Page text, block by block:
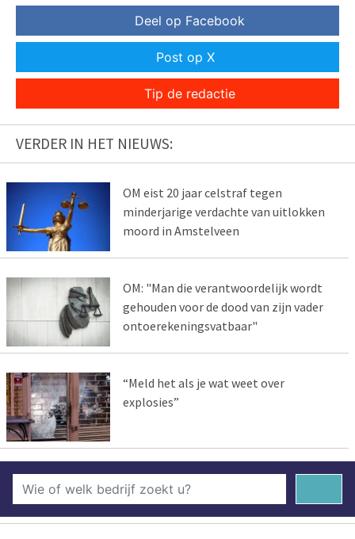
Deel op Facebook
Post op X
Tip de redactie
VERDER IN HET NIEUWS:
OM eist 20 jaar celstraf tegen
minderjarige verdachte van uitlokken
moord in Amstelveen
OM: "Man die verantwoordelijk wordt
gehouden voor de dood van zijn vader
ontoerekeningsvatbaar"
“Meld het als je wat weet over
explosies”